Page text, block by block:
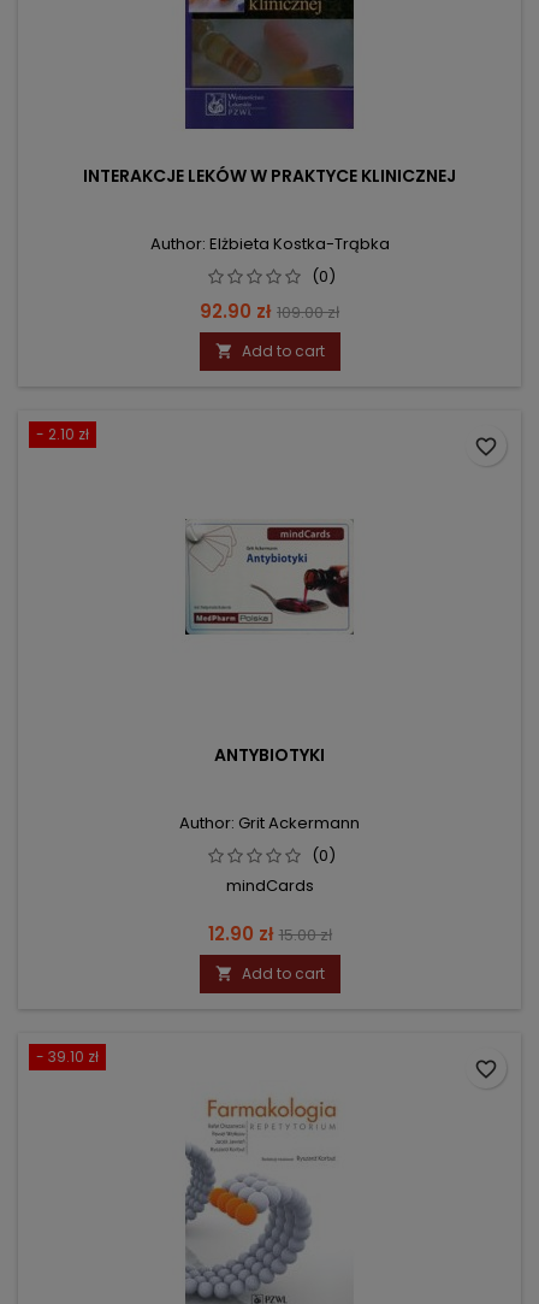
INTERAKCJE LEKÓW W PRAKTYCE KLINICZNEJ
Author: Elżbieta Kostka-Trąbka
(0)
Price
92.90 zł Regular
price
109.00 zł
 Add to cart
- 2.10 zł
ANTYBIOTYKI
Author: Grit Ackermann
(0)
mindCards
Price
12.90 zł Regular
price
15.00 zł
 Add to cart
favorite_border
- 39.10 zł
favorite_border